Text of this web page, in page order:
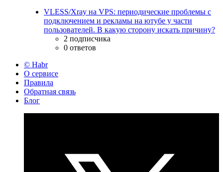
VLESS/Xray на VPS: периодические проблемы с
подключением и рекламы на ютубе у части
пользователей. В какую сторону искать причину?
2 подписчика
0 ответов
© Habr
О сервисе
Правила
Обратная связь
Блог